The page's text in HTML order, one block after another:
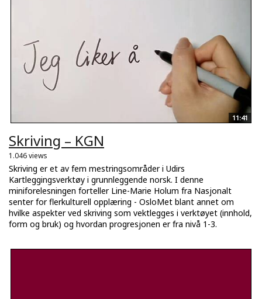
11:41
Skriving – KGN
1.046 views
Skriving er et av fem mestringsområder i Udirs
Kartleggingsverktøy i grunnleggende norsk. I denne
miniforelesningen forteller Line-Marie Holum fra Nasjonalt
senter for flerkulturell opplæring - OsloMet blant annet om
hvilke aspekter ved skriving som vektlegges i verktøyet (innhold,
form og bruk) og hvordan progresjonen er fra nivå 1-3.